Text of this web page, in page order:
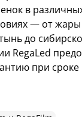
в
— от жары
до
RegaLed
при